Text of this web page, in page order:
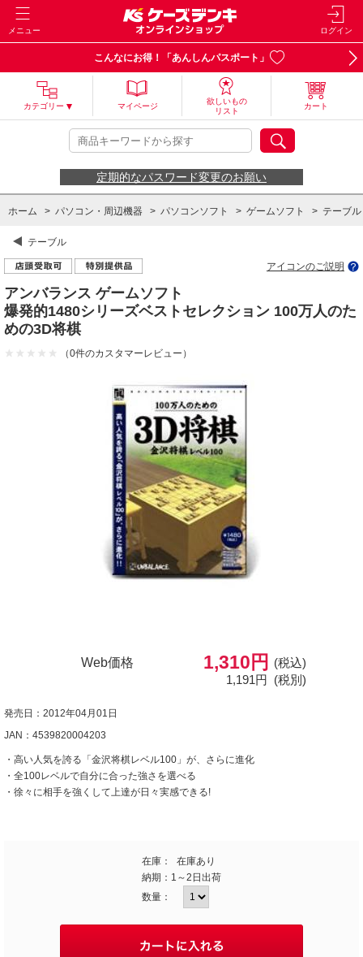
メニュー ログイン
こんなにお得！「あんしんパスポート」
カテゴリー マイページ
欲しいもの
リスト
カート
定期的なパスワード変更のお願い
ホーム > パソコン・周辺機器 > パソコンソフト > ゲームソフト > テーブル
テーブル
アイコンのご説明
アンバランス ゲームソフト
爆発的1480シリーズベストセレクション 100万人のた
めの3D将棋
（0件のカスタマーレビュー）
Web価格 1,310円
(税込)
1,191円 (税別)
発売日：2012年04月01日
JAN：4539820004203
・高い人気を誇る「金沢将棋レベル100」が、さらに進化
・全100レベルで自分に合った強さを選べる
・徐々に相手を強くして上達が日々実感できる!
在庫：
在庫あり
納期： 1～2日出荷
数量：